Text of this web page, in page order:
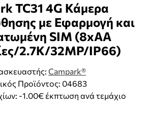
TC31 4G Κάμερα
με Εφαρμογή και
SIM (8xAA
2.7K/32MP/IP66)
Campark®
Προϊόντος: 04683
-1.00€ έκπτωση ανά τεμάχιο